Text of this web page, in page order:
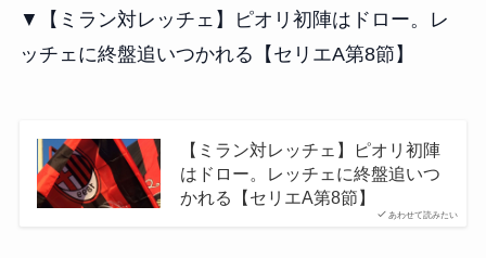
▼【ミラン対レッチェ】ピオリ初陣はドロー。レ
ッチェに終盤追いつかれる【セリエA第8節】
あわせて読みたい
【ミラン対レッチェ】ピオリ初陣
はドロー。レッチェに終盤追いつ
かれる【セリエA第8節】